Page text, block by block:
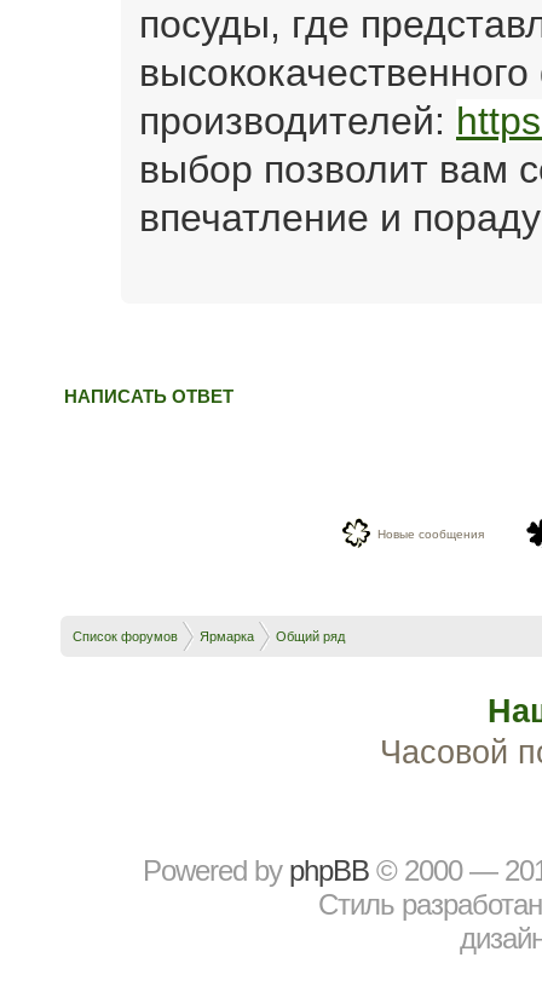
посуды, где
производителей:
выбор позволит вам
впечатление и
НАПИСАТЬ ОТВЕТ
Новые сообщения
Список форумов Ярмарка Общий ряд
Часовой
Powered by рhрBВ © 2000 —
Стиль